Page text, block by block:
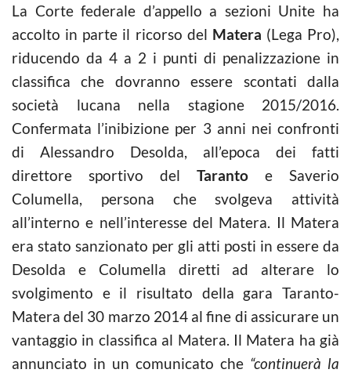
La Corte federale d’appello a sezioni Unite ha
accolto in parte il ricorso del Matera (Lega Pro),
riducendo da 4 a 2 i punti di penalizzazione in
classifica che dovranno essere scontati dalla
società lucana nella stagione 2015/2016.
Confermata l’inibizione per 3 anni nei confronti
di Alessandro Desolda, all’epoca dei fatti
direttore sportivo del Taranto e Saverio
Columella, persona che svolgeva attività
all’interno e nell’interesse del Matera. Il Matera
era stato sanzionato per gli atti posti in essere da
Desolda e Columella diretti ad alterare lo
svolgimento e il risultato della gara Taranto-
Matera del 30 marzo 2014 al fine di assicurare un
vantaggio in classifica al Matera. Il Matera ha già
annunciato in un comunicato che “continuerà la